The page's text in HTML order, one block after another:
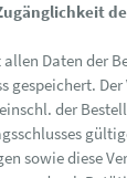
Daten der
gespeichert.
der
sowie diese